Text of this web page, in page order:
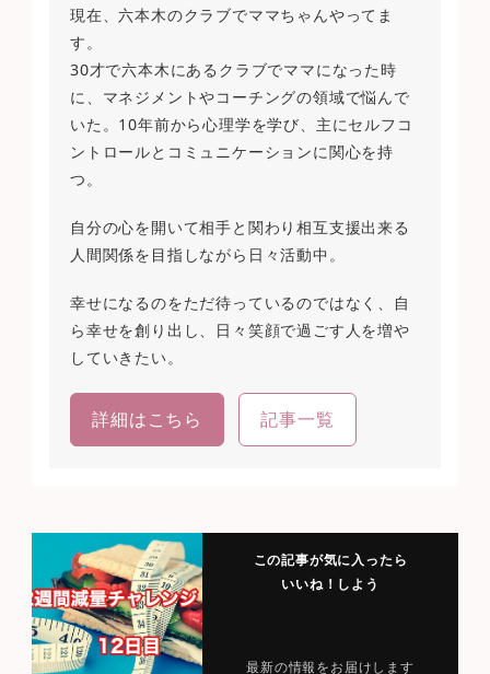
現在、六本木のクラブでママちゃんやってま
す。
30才で六本木にあるクラブでママになった時
に、マネジメントやコーチングの領域で悩んで
いた。10年前から心理学を学び、主にセルフコ
ントロールとコミュニケーションに関心を持
つ。
自分の心を開いて相手と関わり相互支援出来る
人間関係を目指しながら日々活動中。
幸せになるのをただ待っているのではなく、自
ら幸せを創り出し、日々笑顔で過ごす人を増や
していきたい。
詳細はこちら 記事一覧
この記事が気に入ったら
いいね！しよう
最新の情報をお届けします